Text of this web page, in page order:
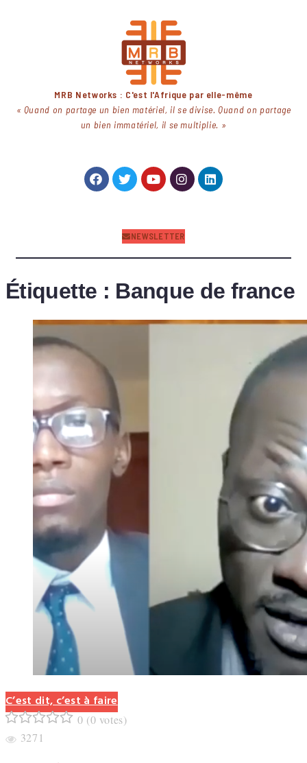
MRB Networks : C'est l'Afrique par elle-même
« Quand on partage un bien matériel, il se divise. Quand on partage
un bien immatériel, il se multiplie. »
NEWSLETTER
Étiquette : Banque de france
C’est dit, c’est à faire
3
2
1
0 (0 votes)
3271